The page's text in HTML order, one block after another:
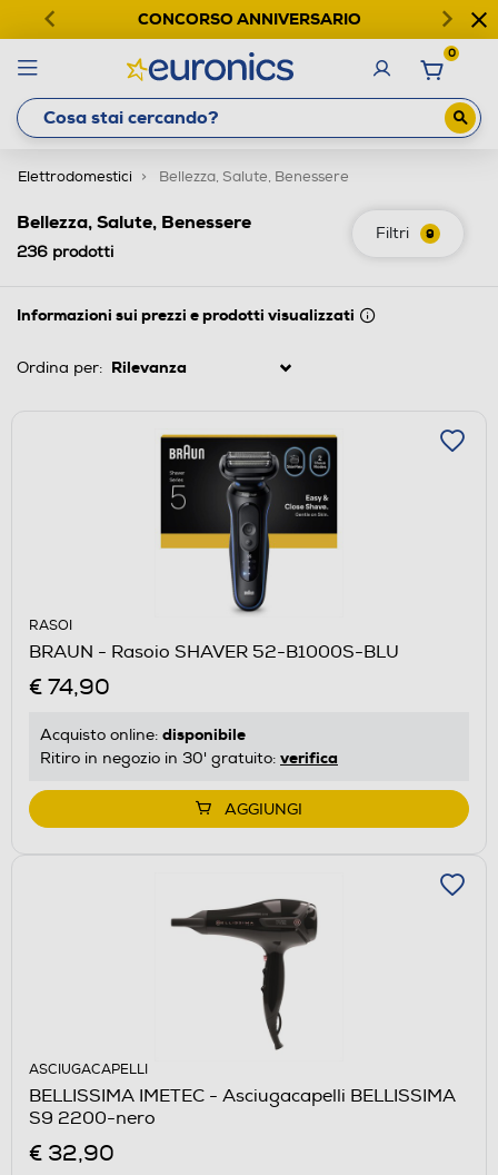
CONCORSO ANNIVERSARIO
0
Elettrodomestici Bellezza, Salute, Benessere
Filtri 9
Bellezza, Salute, Benessere
236 prodotti
Informazioni sui prezzi e prodotti visualizzati
Ordina per:
RASOI
BRAUN - Rasoio SHAVER 52-B1000S-BLU
€ 74,90
Acquisto online: disponibile
Ritiro in negozio in 30' gratuito: verifica
AGGIUNGI
ASCIUGACAPELLI
BELLISSIMA IMETEC - Asciugacapelli BELLISSIMA
S9 2200-nero
€ 32,90